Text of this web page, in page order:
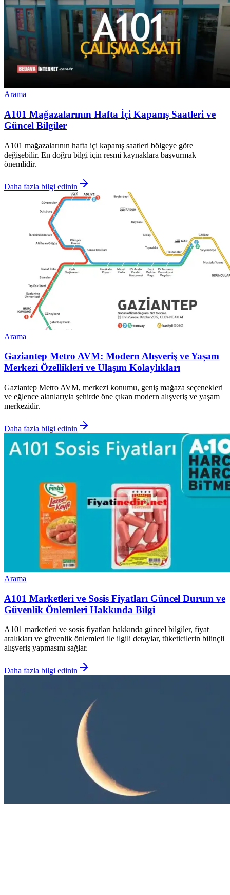
Arama
A101 Mağazalarının Hafta İçi Kapanış Saatleri ve
Güncel Bilgiler
A101 mağazalarının hafta içi kapanış saatleri bölgeye göre
değişebilir. En doğru bilgi için resmi kaynaklara başvurmak
önemlidir.
Daha fazla bilgi edinin
Arama
Gaziantep Metro AVM: Modern Alışveriş ve Yaşam
Merkezi Özellikleri ve Ulaşım Kolaylıkları
Gaziantep Metro AVM, merkezi konumu, geniş mağaza seçenekleri
ve eğlence alanlarıyla şehirde öne çıkan modern alışveriş ve yaşam
merkezidir.
Daha fazla bilgi edinin
Arama
A101 Marketleri ve Sosis Fiyatları Güncel Durum ve
Güvenlik Önlemleri Hakkında Bilgi
A101 marketleri ve sosis fiyatları hakkında güncel bilgiler, fiyat
aralıkları ve güvenlik önlemleri ile ilgili detaylar, tüketicilerin bilinçli
alışveriş yapmasını sağlar.
Daha fazla bilgi edinin